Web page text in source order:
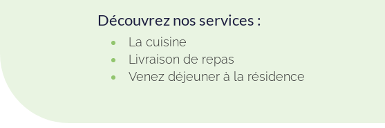
Découvrez nos services :
La cuisine
Livraison de repas
Venez déjeuner à la résidence